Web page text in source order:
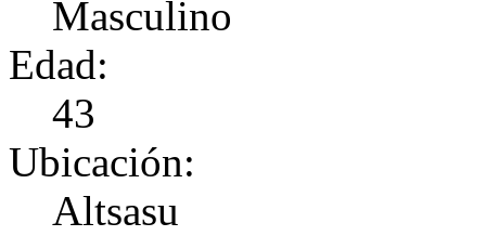
Masculino
Edad:
43
Ubicación:
Altsasu